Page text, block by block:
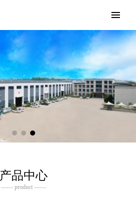
产品中心
—— product ——